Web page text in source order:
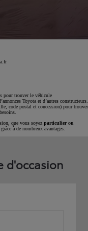
pour trouver le véhicule
Toyota et d’autres constructeurs.
code postal et concession) pour trouver
que vous soyez particulier ou
à de nombreux avantages.
d'occasion